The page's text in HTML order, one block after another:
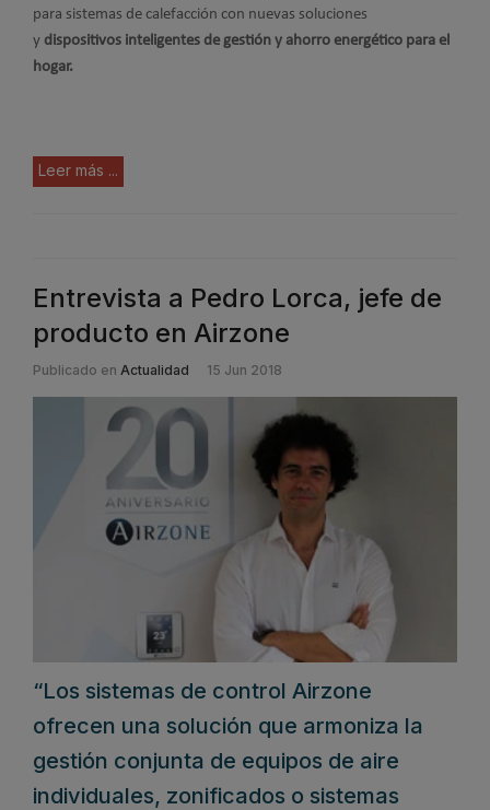
para sistemas de calefacción con nuevas soluciones
y dispositivos inteligentes de gestión y ahorro energético para el
hogar.
Leer más ...
Entrevista a Pedro Lorca, jefe de
producto en Airzone
Publicado en Actualidad 15 Jun 2018
“Los sistemas de control Airzone
ofrecen una solución que armoniza la
gestión conjunta de equipos de aire
individuales, zonificados o sistemas